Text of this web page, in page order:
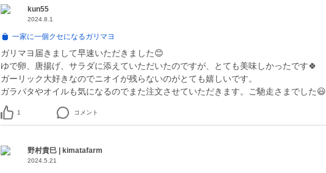
kun55
2024.8.1
一家に一個クセになるガリマヨ
ガリマヨ届きまして早速いただきました😊
ゆで卵、唐揚げ、サラダに添えていただいたのですが、とても美味しかったです🍀
ガーリック大好きなのでニオイが残らないのがとても嬉しいです。
ガラバタやオイルも気になるのでまた注文させていただきます。ご馳走さまでした😃
1 コメント
野村貴巳 | kimatafarm
2024.5.21